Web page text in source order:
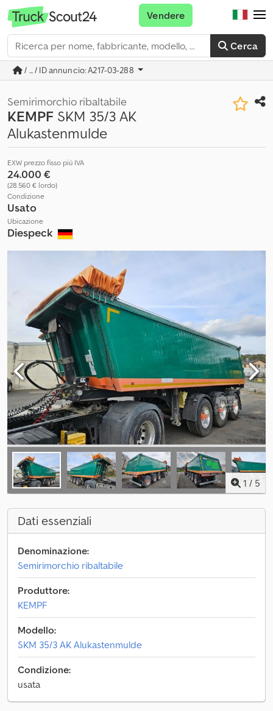
Cerca
Vendere
/ ... / ID annuncio: A217-03-288
Semirimorchio ribaltabile
KEMPF SKM 35/3 AK
Alukastenmulde
EXW prezzo fisso più IVA
24.000 €
(28.560 € lordo)
Condizione
Usato
Ubicazione
Diespeck
1 / 5
Dati essenziali
Denominazione:
Semirimorchio ribaltabile
Produttore:
KEMPF
Modello:
SKM 35/3 AK Alukastenmulde
Condizione:
usata